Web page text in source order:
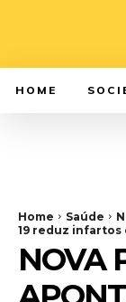
HOME
Home Saúde
19 reduz infartos
NOVA